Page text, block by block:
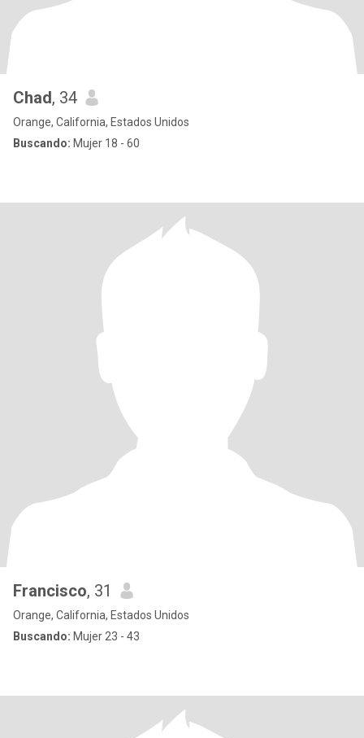
Chad, 34
Orange, California, Estados Unidos
Buscando: Mujer 18 - 60
Francisco, 31
Orange, California, Estados Unidos
Buscando: Mujer 23 - 43